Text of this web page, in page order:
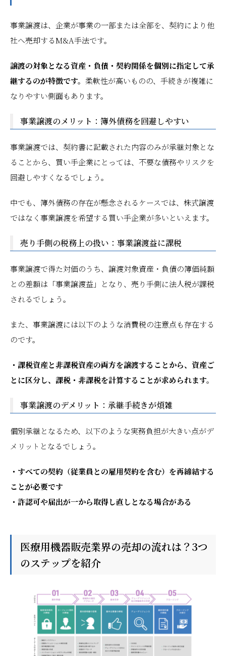
事業譲渡は、企業が事業の一部または全部を、契約により他
社へ売却するM&A手法です。
譲渡の対象となる資産・負債・契約関係を個別に指定して承
継するのが特徴です。 柔軟性が高いものの、手続きが複雑に
なりやすい側面もあります。
事業譲渡のメリット：簿外債務を回避しやすい
事業譲渡では、契約書に記載された内容のみが承継対象とな
ることから、買い手企業にとっては、不要な債務やリスクを
回避しやすくなるでしょう。
中でも、簿外債務の存在が懸念されるケースでは、株式譲渡
ではなく事業譲渡を希望する買い手企業が多いといえます。
売り手側の税務上の扱い：事業譲渡益に課税
事業譲渡で得た対価のうち、譲渡対象資産・負債の簿価純額
との差額は「事業譲渡益」となり、売り手側に法人税が課税
されるでしょう。
また、事業譲渡には以下のような消費税の注意点も存在する
のです。
・課税資産と非課税資産の両方を譲渡することから、資産ご
とに区分し、課税・非課税を計算することが求められます。
事業譲渡のデメリット：承継手続きが煩雑
個別承継となるため、以下のような実務負担が大きい点がデ
メリットとなるでしょう。
・すべての契約（従業員との雇用契約を含む）を再締結する
ことが必要です
・許認可や届出が一から取得し直しとなる場合がある
医療用機器販売業界の売却の流れは？3つ
のステップを紹介